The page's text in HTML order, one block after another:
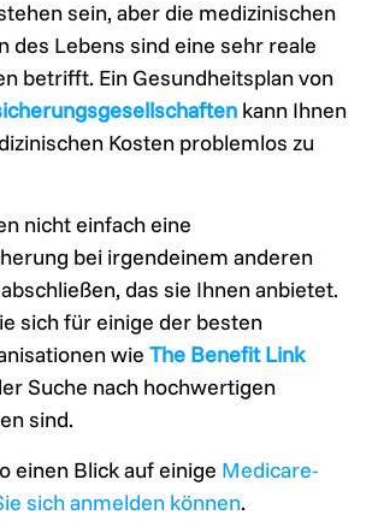
sein, aber die medizinischen
des Lebens sind eine sehr reale
betrifft. Ein Gesundheitsplan von
kann Ihnen
Kosten problemlos zu
nicht einfach eine
bei irgendeinem anderen
das sie Ihnen anbietet.
sich für einige der besten
wie The Benefit Link
Suche nach hochwertigen
sind.
einen Blick auf einige Medicare-
sich anmelden können.